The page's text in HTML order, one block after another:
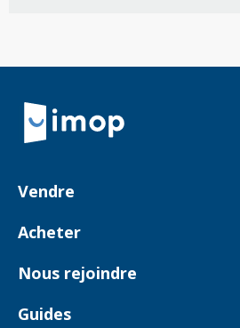
Retour à la navigation principale
Vendre
Comment ça marche ?
Acheter
Biens en vente
Nous rejoindre
Devenir Conseiller
Guides